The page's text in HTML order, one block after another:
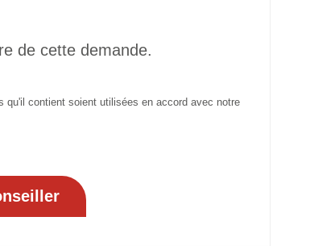
de cette demande.
qu'il contient soient utilisées en accord avec notre